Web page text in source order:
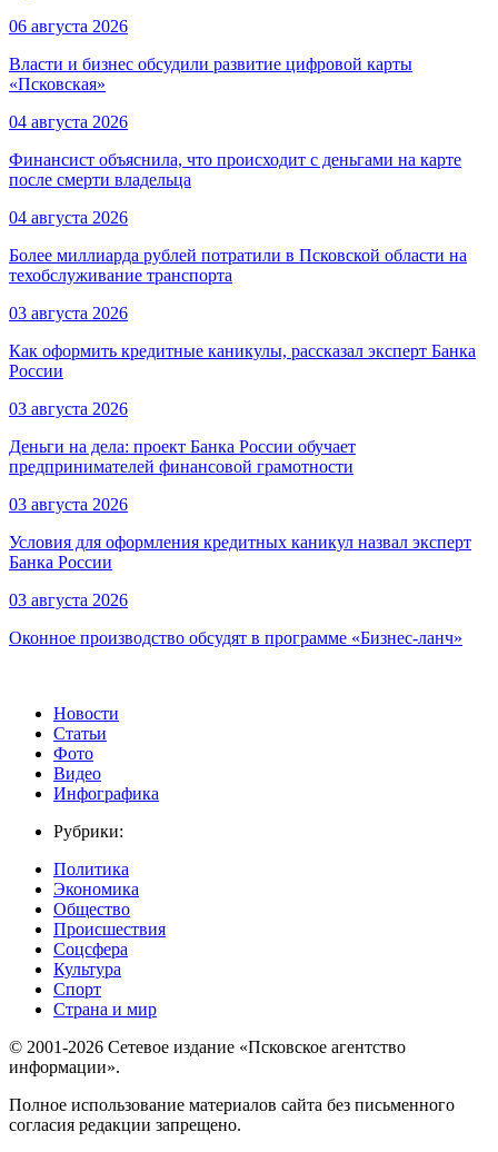
06 августа 2026
Власти и бизнес обсудили развитие цифровой карты
«Псковская»
04 августа 2026
Финансист объяснила, что происходит с деньгами на карте
после смерти владельца
04 августа 2026
Более миллиарда рублей потратили в Псковской области на
техобслуживание транспорта
03 августа 2026
Как оформить кредитные каникулы, рассказал эксперт Банка
России
03 августа 2026
Деньги на дела: проект Банка России обучает
предпринимателей финансовой грамотности
03 августа 2026
Условия для оформления кредитных каникул назвал эксперт
Банка России
03 августа 2026
Оконное производство обсудят в программе «Бизнес-ланч»
Новости
Статьи
Фото
Видео
Инфографика
Рубрики:
Политика
Экономика
Общество
Происшествия
Соцсфера
Культура
Спорт
Страна и мир
© 2001-2026 Сетевое издание «Псковское агентство
информации».
Полное использование материалов сайта без письменного
согласия редакции запрещено.